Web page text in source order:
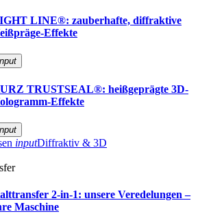
LINE®: zauberhafte, diffraktive
Effekte
TRUSTSEAL®: heißgeprägte 3D-
Effekte
inputDiffraktiv & 3D
2-in-1: unsere Veredelungen –
Maschine